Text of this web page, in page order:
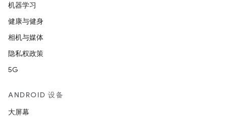
机器学习
健康与健身
相机与媒体
隐私权政策
5G
ANDROID 设备
大屏幕